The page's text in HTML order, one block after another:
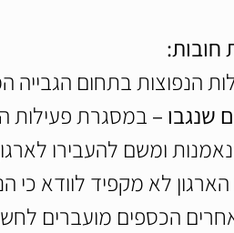
חובות:
הנפוצות בתחום
שנגבו – במסגרת פעילות
ומשם להעבירו
לא מקפיד לוודא כי
אחרים הכספים מועברים